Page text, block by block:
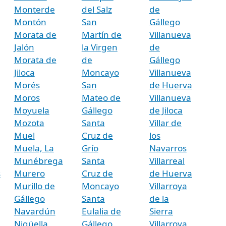
Monterde
Montón
Morata de
Jalón
Morata de
Jiloca
Morés
Moros
Moyuela
Mozota
Muel
Muela, La
Munébrega
Murero
Murillo de
Gállego
Navardún
Nigüella
del Salz
San
Martín de
la Virgen
de
Moncayo
San
Mateo de
Gállego
Santa
Cruz de
Grío
Santa
Cruz de
Moncayo
Santa
Eulalia de
Gállego
de
Gállego
Villanueva
de
Gállego
Villanueva
de Huerva
Villanueva
de Jiloca
Villar de
los
Navarros
Villarreal
de Huerva
Villarroya
de la
Sierra
Villarroya